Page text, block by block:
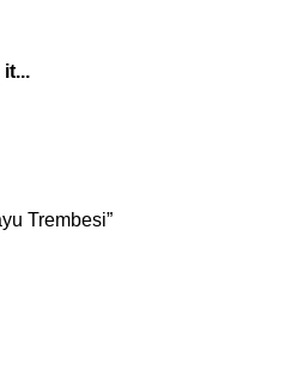
Trembesi”